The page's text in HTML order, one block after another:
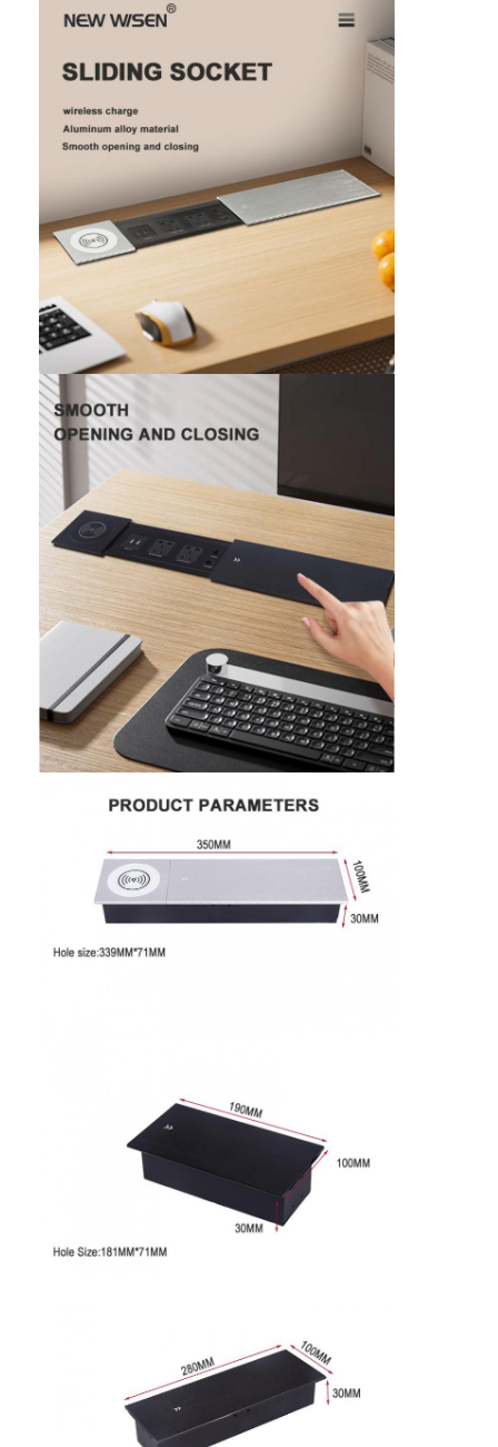
Produtos
Quem Somos
Falem agora.
Soquete de Mesa Pop Up